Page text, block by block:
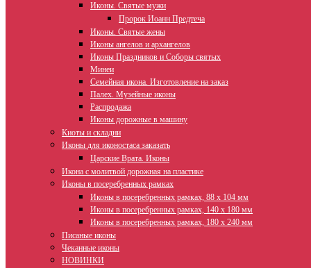
Иконы. Святые мужи
Пророк Иоанн Предтеча
Иконы. Святые жены
Иконы ангелов и архангелов
Иконы Праздников и Соборы святых
Минеи
Семейная икона. Изготовление на заказ
Палех. Музейные иконы
Распродажа
Иконы дорожные в машину
Киоты и складни
Иконы для иконостаса заказать
Царские Врата. Иконы
Икона с молитвой дорожная на пластике
Иконы в посеребренных рамках
Иконы в посеребренных рамках, 88 х 104 мм
Иконы в посеребренных рамках, 140 х 180 мм
Иконы в посеребренных рамках, 180 х 240 мм
Писаные иконы
Чеканные иконы
НОВИНКИ